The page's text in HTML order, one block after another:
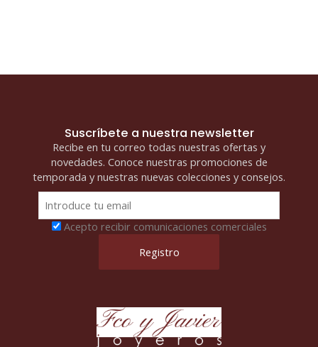
Suscríbete a nuestra newsletter
Recibe en tu correo todas nuestras ofertas y
novedades. Conoce nuestras promociones de
temporada y nuestras nuevas colecciones y consejos.
Acepto recibir comunicaciones comerciales